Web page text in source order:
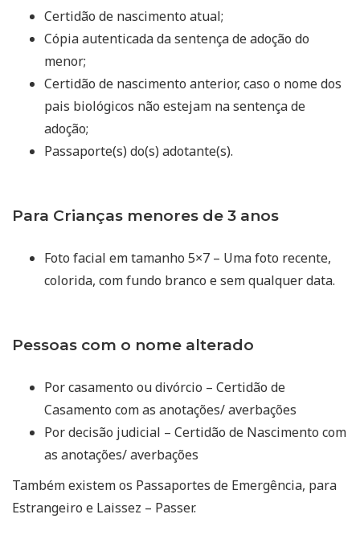
Certidão de nascimento atual;
Cópia autenticada da sentença de adoção do
menor;
Certidão de nascimento anterior, caso o nome dos
pais biológicos não estejam na sentença de
adoção;
Passaporte(s) do(s) adotante(s).
Para Crianças menores de 3 anos
Foto facial em tamanho 5×7 – Uma foto recente,
colorida, com fundo branco e sem qualquer data.
Pessoas com o nome alterado
Por casamento ou divórcio – Certidão de
Casamento com as anotações/ averbações
Por decisão judicial – Certidão de Nascimento com
as anotações/ averbações
Também existem os Passaportes de Emergência, para
Estrangeiro e Laissez – Passer.